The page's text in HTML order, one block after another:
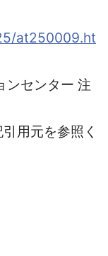
at250009.ht
ンセンター 注
用元を参照く